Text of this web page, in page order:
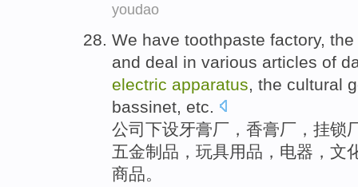
youdao
We have toothpaste factory, the
and deal in various articles of
electric apparatus , the cultural
bassinet etc
公司下设牙膏厂 ， 香膏厂， 挂锁
五金制品 ， 玩具用品 ， 电器 ， 文
商品。